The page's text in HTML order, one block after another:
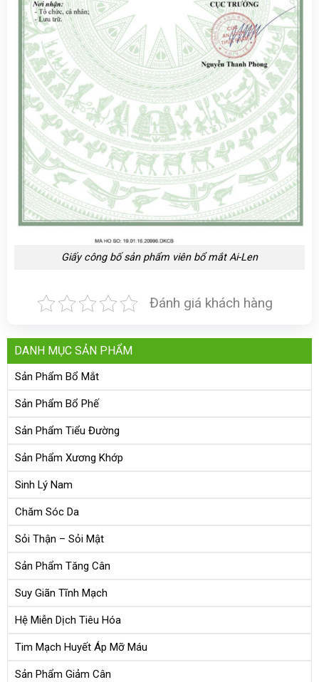
Giấy công bố sản phẩm viên bổ mắt Ai-Len
Đánh giá khách hàng
DANH MỤC SẢN PHẨM
Sản Phẩm Bổ Mắt
Sản Phẩm Bổ Phế
Sản Phẩm Tiểu Đường
Sản Phẩm Xương Khớp
Sinh Lý Nam
Chăm Sóc Da
Sỏi Thận – Sỏi Mật
Sản Phẩm Tăng Cân
Suy Giãn Tĩnh Mạch
Hệ Miễn Dịch Tiêu Hóa
Tim Mạch Huyết Áp Mỡ Máu
Sản Phẩm Giảm Cân